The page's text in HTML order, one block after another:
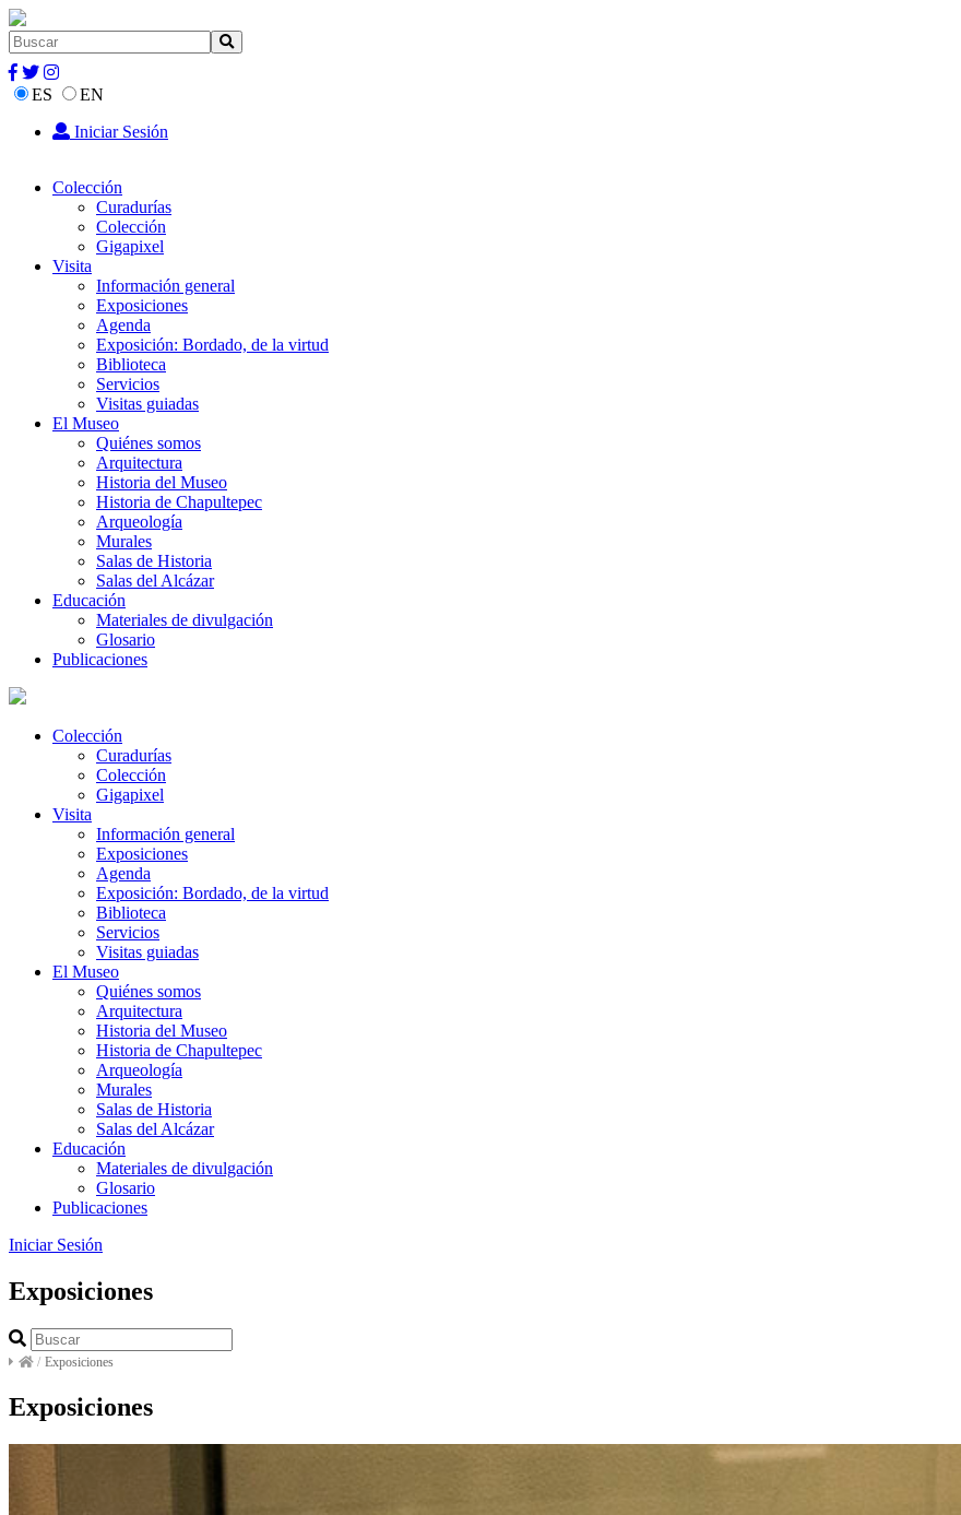
ES
EN
Iniciar Sesión
Colección
Curadurías
Colección
Gigapixel
Visita
Información general
Exposiciones
Agenda
Exposición: Bordado, de la virtud
Biblioteca
Servicios
Visitas guiadas
El Museo
Quiénes somos
Arquitectura
Historia del Museo
Historia de Chapultepec
Arqueología
Murales
Salas de Historia
Salas del Alcázar
Educación
Materiales de divulgación
Glosario
Publicaciones
Colección
Curadurías
Colección
Gigapixel
Visita
Información general
Exposiciones
Agenda
Exposición: Bordado, de la virtud
Biblioteca
Servicios
Visitas guiadas
El Museo
Quiénes somos
Arquitectura
Historia del Museo
Historia de Chapultepec
Arqueología
Murales
Salas de Historia
Salas del Alcázar
Educación
Materiales de divulgación
Glosario
Publicaciones
Iniciar Sesión
Exposiciones
/ Exposiciones
Exposiciones